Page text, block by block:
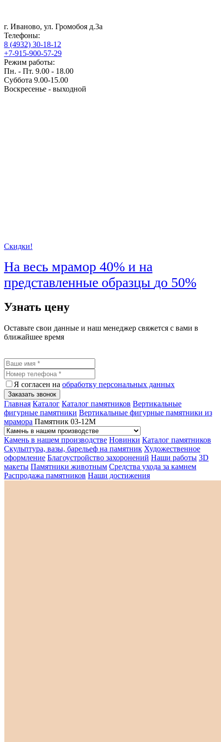
г. Иваново, ул. Громобоя д.3а
Телефоны:
8 (4932) 30-18-12
+7-915-900-57-29
Режим работы:
Пн. - Пт. 9.00 - 18.00
Суббота 9.00-15.00
Воскресенье - выходной
Скидки!
На весь мрамор 40% и на
представленные образцы до 50%
Узнать цену
Оставьте свои данные и наш менеджер свяжется с вами в
ближайшее время
Я согласен на обработку персональных данных
Заказать звонок
Главная Каталог Каталог памятников Вертикальные
фигурные памятники Вертикальные фигурные памятники из
мрамора Памятник 03-12М
Камень в нашем производстве Новинки Каталог памятников
Скульптура, вазы, барельеф на памятник Художественное
оформление Благоустройство захоронений Наши работы 3D
макеты Памятники животным Средства ухода за камнем
Распродажа памятников Наши достижения